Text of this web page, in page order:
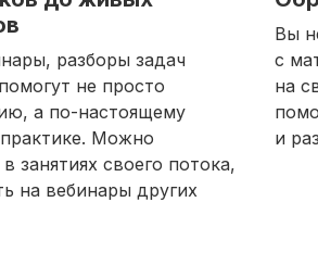
разборы задач
не просто
а по-настоящему
Можно
занятиях своего потока,
на вебинары других
Вы
с
на
и